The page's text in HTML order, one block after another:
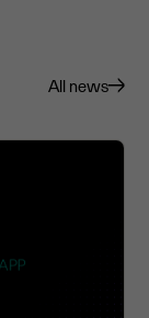
All news